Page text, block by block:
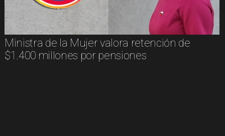
Ministra de la Mujer valora retención de
$1.400 millones por pensiones